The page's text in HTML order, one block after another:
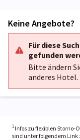
Keine Angebote?
Für diese
gefunden
Bitte ändern
anderes Hotel.
1 Infos zu flexiblen
sind unter folgendem Link